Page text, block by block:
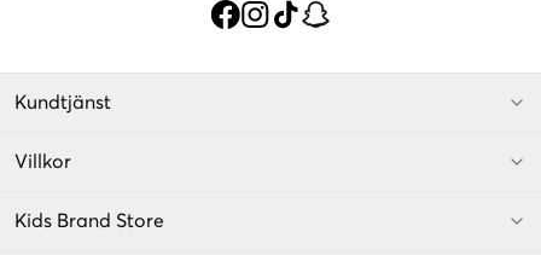
Kundtjänst
Villkor
Kids Brand Store